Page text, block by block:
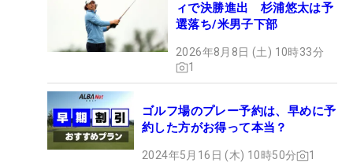
ィで決勝進出 杉浦悠太は予
選落ち/米男子下部
2026年8月8日 (土) 10時33分
1
ゴルフ場のプレー予約は、早めに予
約した方がお得って本当？
2024年5月16日 (木) 10時50分 1